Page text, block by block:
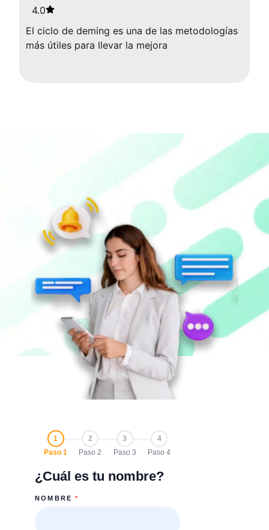
4.0
El ciclo de deming es una de las metodologías
más útiles para llevar la mejora
1
Paso 1
2
Paso 2
3
Paso 3
4
Paso 4
¿Cuál es tu nombre?
NOMBRE*